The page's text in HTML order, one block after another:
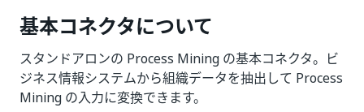
基本コネクタについて
スタンドアロンの Process Mining の基本コネクタ。ビ
ジネス情報システムから組織データを抽出して Process
Mining の入力に変換できます。